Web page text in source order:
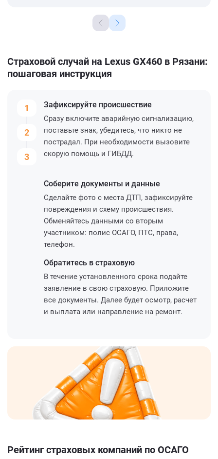
Страховой случай на Lexus GX460 в Рязани:
пошаговая инструкция
1
2
3
Зафиксируйте происшествие
Сразу включите аварийную сигнализацию,
поставьте знак, убедитесь, что никто не
пострадал. При необходимости вызовите
скорую помощь и ГИБДД.
Соберите документы и данные
Сделайте фото с места ДТП, зафиксируйте
повреждения и схему происшествия.
Обменяйтесь данными со вторым
участником: полис ОСАГО, ПТС, права,
телефон.
Обратитесь в страховую
В течение установленного срока подайте
заявление в свою страховую. Приложите
все документы. Далее будет осмотр, расчет
и выплата или направление на ремонт.
Рейтинг страховых компаний по ОСАГО